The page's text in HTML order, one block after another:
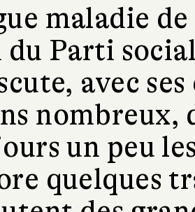
maladie
du Parti
avec
nombreux,
un peu
quelques